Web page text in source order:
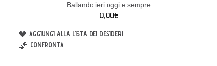
Ballando ieri oggi e sempre
0,00€
AGGIUNGI ALLA LISTA DEI DESIDERI
CONFRONTA